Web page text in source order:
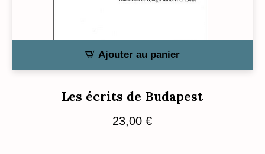
Ajouter au panier
Les écrits de Budapest
23,00 €